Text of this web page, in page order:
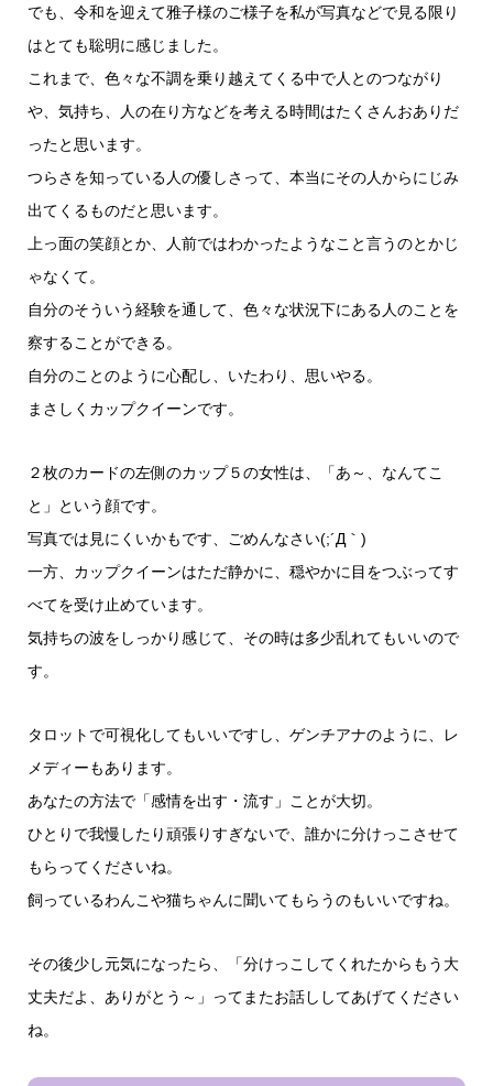
でも、令和を迎えて雅子様のご様子を私が写真などで見る限り
はとても聡明に感じました。
これまで、色々な不調を乗り越えてくる中で人とのつながり
や、気持ち、人の在り方などを考える時間はたくさんおありだ
ったと思います。
つらさを知っている人の優しさって、本当にその人からにじみ
出てくるものだと思います。
上っ面の笑顔とか、人前ではわかったようなこと言うのとかじ
ゃなくて。
自分のそういう経験を通して、色々な状況下にある人のことを
察することができる。
自分のことのように心配し、いたわり、思いやる。
まさしくカップクイーンです。
２枚のカードの左側のカップ５の女性は、「あ～、なんてこ
と」という顔です。
写真では見にくいかもです、ごめんなさい(;´Д｀)
一方、カップクイーンはただ静かに、穏やかに目をつぶってす
べてを受け止めています。
気持ちの波をしっかり感じて、その時は多少乱れてもいいので
す。
タロットで可視化してもいいですし、ゲンチアナのように、レ
メディーもあります。
あなたの方法で「感情を出す・流す」ことが大切。
ひとりで我慢したり頑張りすぎないで、誰かに分けっこさせて
もらってくださいね。
飼っているわんこや猫ちゃんに聞いてもらうのもいいですね。
その後少し元気になったら、「分けっこしてくれたからもう大
丈夫だよ、ありがとう～」ってまたお話ししてあげてください
ね。